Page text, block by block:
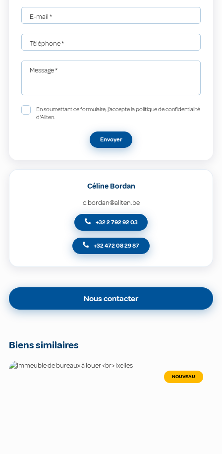
E-mail*
Téléphone*
Message*
En soumettant ce formulaire, j'accepte la politique de confidentialité
d'Allten.
Envoyer
Céline Bordan
c.bordan@allten.be
+32 2 792 92 03
+32 472 08 29 87
Nous contacter
Biens similaires
NOUVEAU